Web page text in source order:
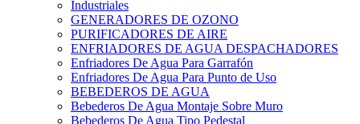
Industriales
GENERADORES DE OZONO
PURIFICADORES DE AIRE
ENFRIADORES DE AGUA DESPACHADORES
Enfriadores De Agua Para Garrafón
Enfriadores De Agua Para Punto de Uso
BEBEDEROS DE AGUA
Bebederos De Agua Montaje Sobre Muro
Bebederos De Agua Tipo Pedestal